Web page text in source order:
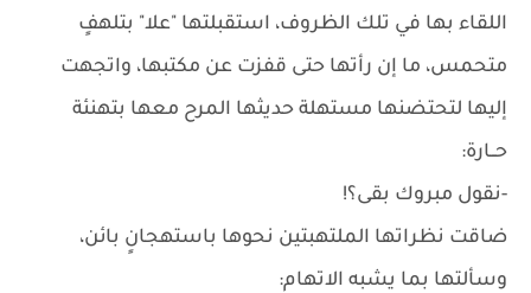
اللقاء بها في تلك الظروف، استقبلتها "علا" بتلهفٍ
متحمس، ما إن رأتها حتى قفزت عن مكتبها، واتجهت
إليها لتحتضنها مستهلة حديثها المرح معها بتهنئة
حــارة:
-نقول مبروك بقى؟!
ضاقت نظراتها الملتهبتين نحوها باستهجانٍ بائن،
وسألتها بما يشبه الاتهام: